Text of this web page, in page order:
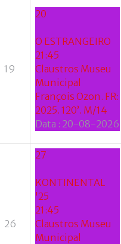
19
20
O ESTRANGEIRO
21:45
Claustros Museu
Municipal
François Ozon. FR:
2025. 120’. M/14
Data : 20-08-2026
26
27
KONTINENTAL
'25
21:45
Claustros Museu
Municipal